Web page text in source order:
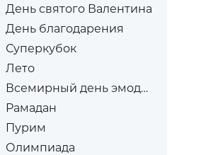
День святого Валентина
День благодарения
Суперкубок
Лето
Всемирный день эмодзи
Рамадан
Пурим
Олимпиада